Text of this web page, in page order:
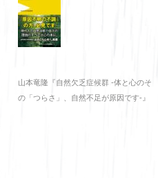
山本竜隆『自然欠乏症候群 -体と心のそ
の「つらさ」、自然不足が原因です-』